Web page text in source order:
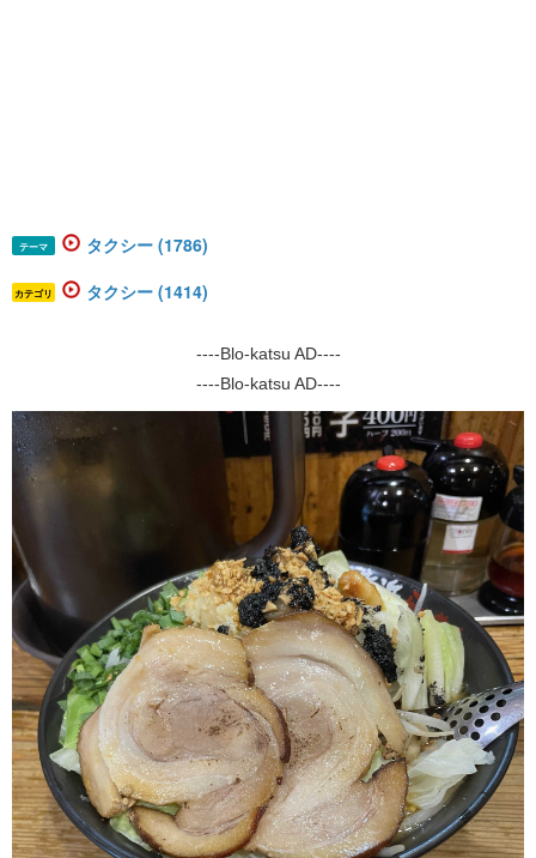
テーマ タクシー (1786)
カテゴリ タクシー (1414)
----Blo-katsu AD----
----Blo-katsu AD----